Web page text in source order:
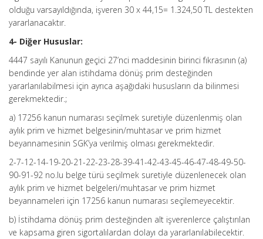
olduğu varsayıldığında, işveren 30 x 44,15= 1.324,50 TL destekten
yararlanacaktır.
4- Diğer Hususlar:
4447 sayılı Kanunun geçici 27’nci maddesinin birinci fıkrasının (a)
bendinde yer alan istihdama dönüş prim desteğinden
yararlanılabilmesi için ayrıca aşağıdaki hususların da bilinmesi
gerekmektedir.;
a) 17256 kanun numarası seçilmek suretiyle düzenlenmiş olan
aylık prim ve hizmet belgesinin/muhtasar ve prim hizmet
beyannamesinin SGK’ya verilmiş olması gerekmektedir.
2-7-12-14-19-20-21-22-23-28-39-41-42-43-45-46-47-48-49-50-
90-91-92 no.lu belge türü seçilmek suretiyle düzenlenecek olan
aylık prim ve hizmet belgeleri/muhtasar ve prim hizmet
beyannameleri için 17256 kanun numarası seçilemeyecektir.
b) İstihdama dönüş prim desteğinden alt işverenlerce çalıştırılan
ve kapsama giren sigortalılardan dolayı da yararlanılabilecektir.